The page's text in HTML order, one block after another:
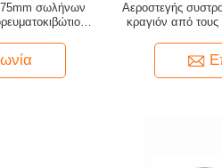
75mm σωλήνων
Αεροστεγής
κραγιόν από